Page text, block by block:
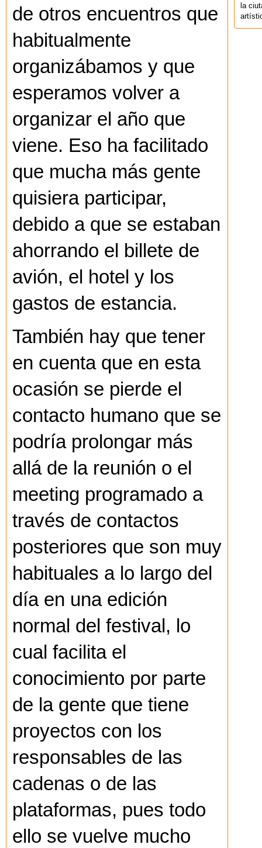
de otros encuentros que
habitualmente
organizábamos y que
esperamos volver a
organizar el año que
viene. Eso ha facilitado
que mucha más gente
quisiera participar,
debido a que se estaban
ahorrando el billete de
avión, el hotel y los
gastos de estancia.
También hay que tener
en cuenta que en esta
ocasión se pierde el
contacto humano que se
podría prolongar más
allá de la reunión o el
meeting programado a
través de contactos
posteriores que son muy
habituales a lo largo del
día en una edición
normal del festival, lo
cual facilita el
conocimiento por parte
de la gente que tiene
proyectos con los
responsables de las
cadenas o de las
plataformas, pues todo
ello se vuelve mucho
la